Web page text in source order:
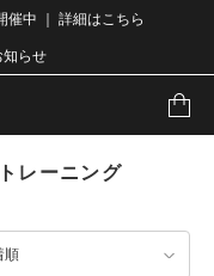
催中 ｜ 詳細はこちら
知らせ
レーニング
順